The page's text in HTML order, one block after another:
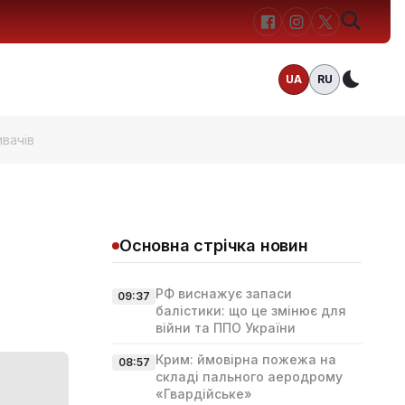
UA RU
Основна стрічка новин
09:37 РФ виснажує запаси
балістики: що це змінює для
війни та ППО України
08:57 Крим: ймовірна пожежа на
складі пального аеродрому
«Гвардійське»